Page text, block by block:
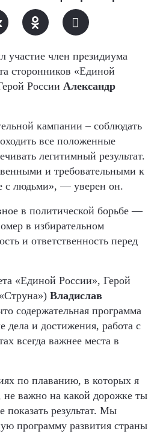
участие член президиума
сторонников «Единой
России Александр
кампании – соблюдать
все положенные
легитимный результат.
и требовательными к
с людьми», — уверен он.
в политической борьбе —
в избирательном
и ответственность перед
«Единой России», Герой
Владислав
содержательная программа
дела и достижения, работа с
всегда важнее места в
по плаванию, в которых я
важно на какой дорожке ты
результат. Мы
программу развития страны